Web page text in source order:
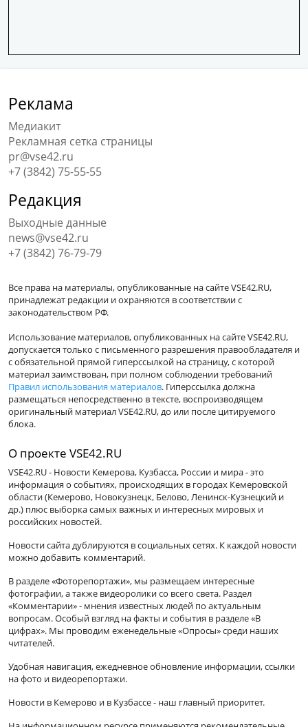
Реклама
Медиакит
Рекламная сетка страницы
pr@vse42.ru
+7 (3842) 75-55-55
Редакция
Выходные данные
news@vse42.ru
+7 (3842) 76-79-79
Все права на материалы, опубликованные на сайте VSE42.RU,
принадлежат редакции и охраняются в соответствии с
законодательством РФ.
Использование материалов, опубликованных на сайте VSE42.RU,
допускается только с письменного разрешения правообладателя и
с обязательной прямой гиперссылкой на страницу, с которой
материал заимствован, при полном соблюдении требований
Правил использования материалов. Гиперссылка должна
размещаться непосредственно в тексте, воспроизводящем
оригинальный материал VSE42.RU, до или после цитируемого
блока.
О проекте VSE42.RU
VSE42.RU - Новости Кемерова, Кузбасса, России и мира - это
информация о событиях, происходящих в городах Кемеровской
области (Кемерово, Новокузнецк, Белово, Ленинск-Кузнецкий и
др.) плюс выборка самых важных и интересных мировых и
российских новостей.
Новости сайта дублируются в социальных сетях. К каждой новости
можно добавить комментарий.
В разделе «Фоторепортажи», мы размещаем интересные
фотографии, а также видеоролики со всего света. Раздел
«Комментарии» - мнения известных людей по актуальным
вопросам. Особый взгляд на факты и события в разделе «В
цифрах». Мы проводим еженедельные «Опросы» среди наших
читателей.
Удобная навигация, ежедневное обновление информации, ссылки
на фото и видеорепортажи.
Новости в Кемерово и в Кузбассе - наш главный приоритет.